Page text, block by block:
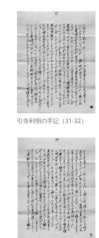
引寺利明の手記（31-32）